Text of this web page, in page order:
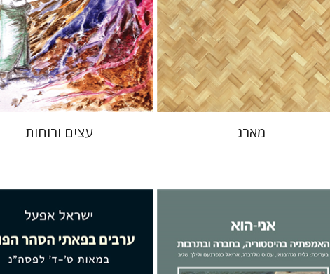
הנחת אתר ספר מודפס
$42
$38
מארג
הנחת אתר ספר מודפס
$35
$32
עצים ורוחות
לילך שגיב אריאל כנפו-נעם
גלית
נגה-בנאי
עמוס גולדברג
ישראל אפעל